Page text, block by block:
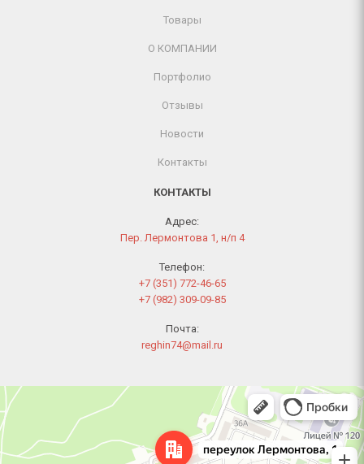
Товары
О КОМПАНИИ
Портфолио
Отзывы
Новости
Контакты
КОНТАКТЫ
Адрес:
Пер. Лермонтова 1, н/п 4
Телефон:
+7 (351) 772-46-65
+7 (982) 309-09-85
Почта:
reghin74@mail.ru
Челябинск
Переулок Лермонтова, 1 — Яндекс Карты